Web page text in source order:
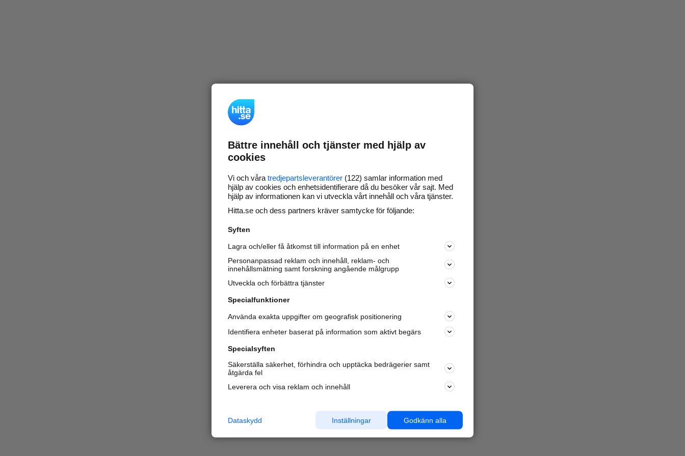
Bättre innehåll och tjänster med hjälp av
cookies
Vi och våra tredjepartsleverantörer (122) samlar information med
hjälp av cookies och enhetsidentifierare då du besöker vår sajt. Med
hjälp av informationen kan vi utveckla vårt innehåll och våra tjänster.
Hitta.se och dess partners kräver samtycke för följande:
Syften
Lagra och/eller få åtkomst till information på en enhet
Personanpassad reklam och innehåll, reklam- och
innehållsmätning samt forskning angående målgrupp
Utveckla och förbättra tjänster
Specialfunktioner
Använda exakta uppgifter om geografisk positionering
Identifiera enheter baserat på information som aktivt begärs
Specialsyften
Säkerställa säkerhet, förhindra och upptäcka bedrägerier samt
åtgärda fel
Leverera och visa reklam och innehåll
Godkänn alla
Inställningar
Dataskydd